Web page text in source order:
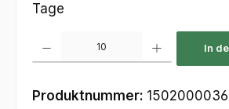
Tage
In
Produktnummer: